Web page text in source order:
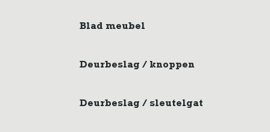
Blad meubel
Deurbeslag / knoppen
Deurbeslag / sleutelgat